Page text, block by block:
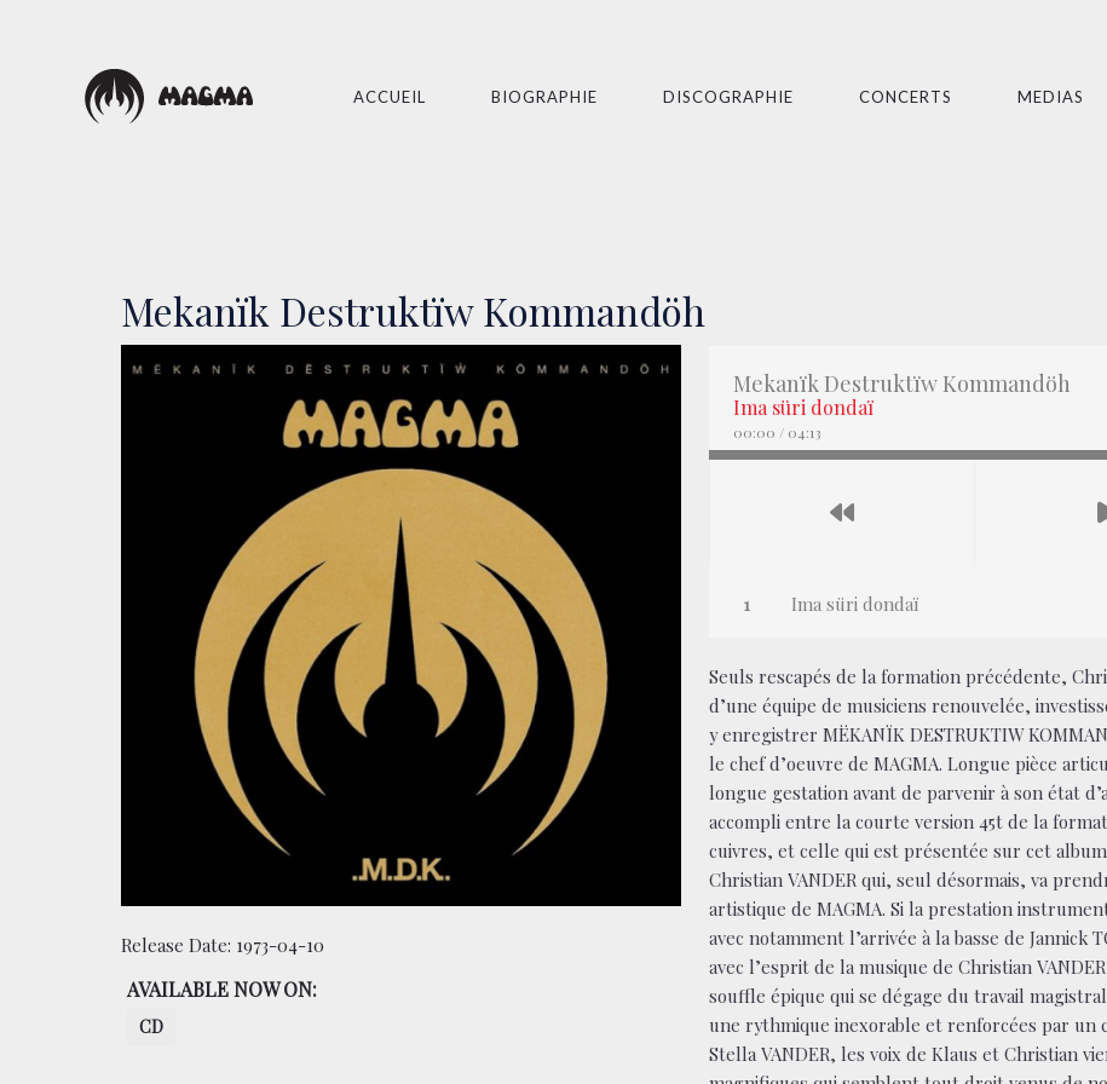
ACCUEIL BIOGRAPHIE DISCOGRAPHIE CONCERTS MEDIAS
Mekanïk Destruktïw Kommandöh
Release Date: 1973-04-10
AVAILABLE NOW ON:
CD
Ima süri dondaï
Mekanïk Destruktïw Kommandöh
Ima süri dondaï
00:00 / 04:13
Seuls rescapés de la formation précédente,
d’une équipe de musiciens renouvelée,
y enregistrer MËKANÏK DESTRUKTIW
le chef d’oeuvre de MAGMA. Longue pièce
longue gestation avant de parvenir à son état
accompli entre la courte version 45t de la
cuivres, et celle qui est présentée sur cet
Christian VANDER qui, seul désormais, va
artistique de MAGMA. Si la prestation
avec notamment l’arrivée à la basse de Jannick
avec l’esprit de la musique de Christian
souffle épique qui se dégage du travail
une rythmique inexorable et renforcées par
Stella VANDER, les voix de Klaus et Christian